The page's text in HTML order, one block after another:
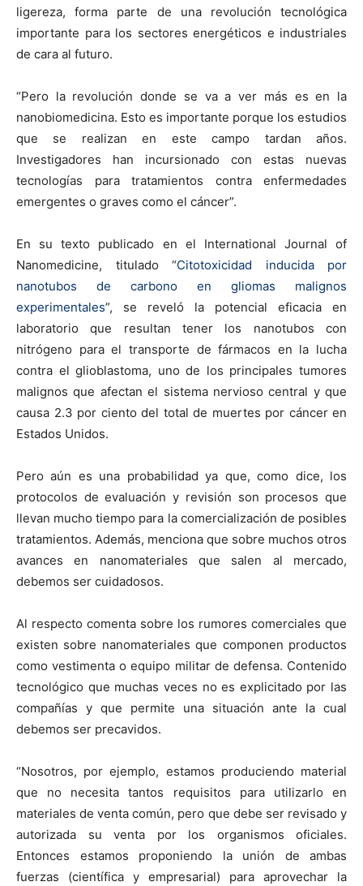
ligereza, forma parte de una revolución tecnológica
importante para los sectores energéticos e industriales
de cara al futuro.
“Pero la revolución donde se va a ver más es en la
nanobiomedicina. Esto es importante porque los estudios
que se realizan en este campo tardan años.
Investigadores han incursionado con estas nuevas
tecnologías para tratamientos contra enfermedades
emergentes o graves como el cáncer”.
En su texto publicado en el International Journal of
Nanomedicine, titulado “Citotoxicidad inducida por
nanotubos de carbono en gliomas malignos
experimentales”, se reveló la potencial eficacia en
laboratorio que resultan tener los nanotubos con
nitrógeno para el transporte de fármacos en la lucha
contra el glioblastoma, uno de los principales tumores
malignos que afectan el sistema nervioso central y que
causa 2.3 por ciento del total de muertes por cáncer en
Estados Unidos.
Pero aún es una probabilidad ya que, como dice, los
protocolos de evaluación y revisión son procesos que
llevan mucho tiempo para la comercialización de posibles
tratamientos. Además, menciona que sobre muchos otros
avances en nanomateriales que salen al mercado,
debemos ser cuidadosos.
Al respecto comenta sobre los rumores comerciales que
existen sobre nanomateriales que componen productos
como vestimenta o equipo militar de defensa. Contenido
tecnológico que muchas veces no es explicitado por las
compañías y que permite una situación ante la cual
debemos ser precavidos.
“Nosotros, por ejemplo, estamos produciendo material
que no necesita tantos requisitos para utilizarlo en
materiales de venta común, pero que debe ser revisado y
autorizada su venta por los organismos oficiales.
Entonces estamos proponiendo la unión de ambas
fuerzas (científica y empresarial) para aprovechar la